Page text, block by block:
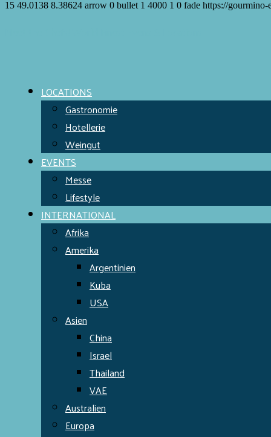
15 49.0138 8.38624 arrow 0 bullet 1 4000 1 0 fade https://gourmino-
LOCATIONS
Gastronomie
Hotellerie
Weingut
EVENTS
Messe
Lifestyle
INTERNATIONAL
Afrika
Amerika
Argentinien
Kuba
USA
Asien
China
Israel
Thailand
VAE
Australien
Europa